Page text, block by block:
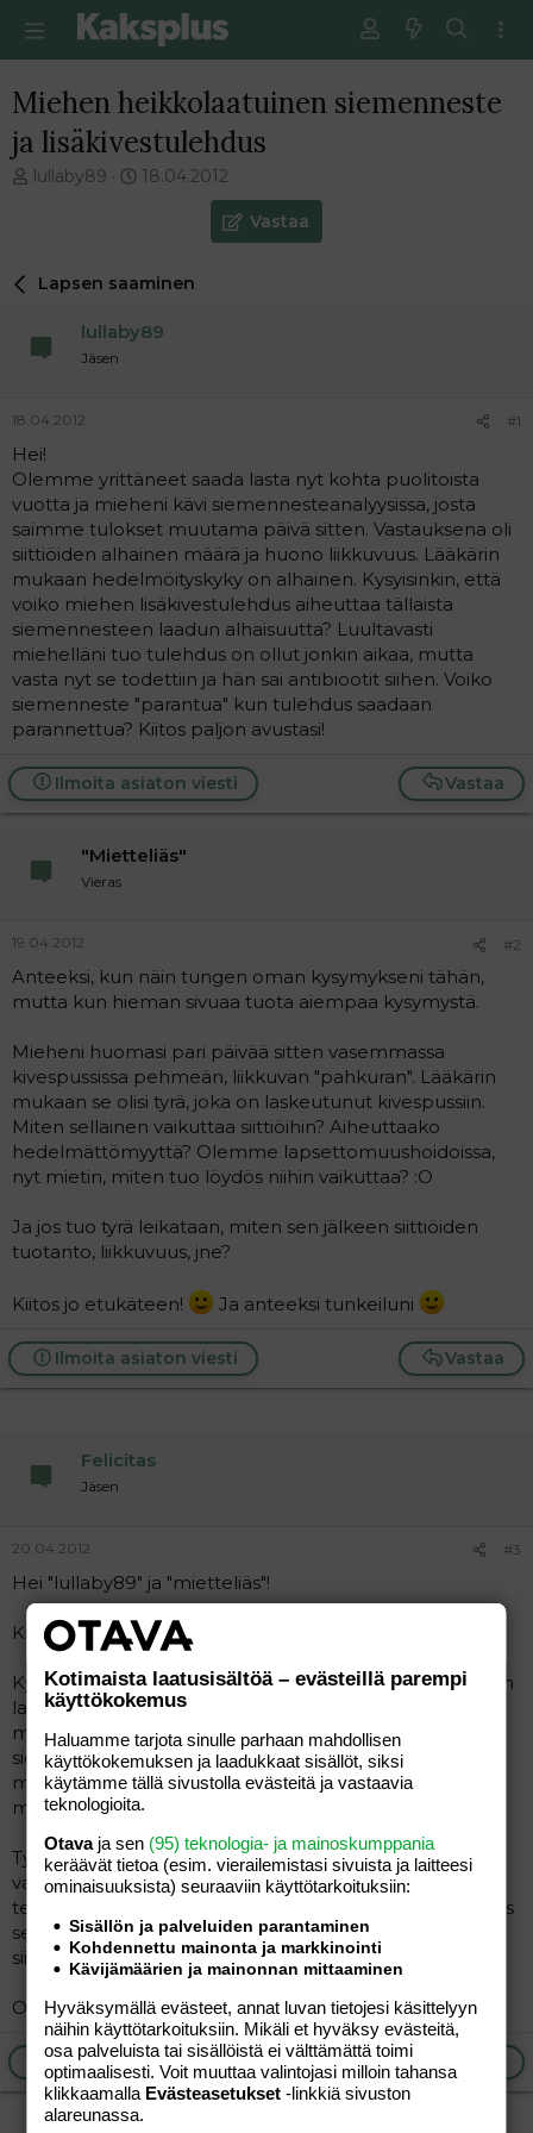
Miehen heikkolaatuinen siemenneste
ja lisäkivestulehdus
V
e
t
n
a
o
i
t
t
a
j
a
lullaby89
E
m
i
s
t
i
18.04.2012
Vastaa
Lapsen saaminen
lullaby89
Jäsen
18.04.2012 #1
Hei!
Olemme yrittäneet saada lasta nyt kohta puolitoista
vuotta ja mieheni kävi siemennesteanalyysissa, josta
saimme tulokset muutama päivä sitten. Vastauksena oli
siittiöiden alhainen määrä ja huono liikkuvuus. Lääkärin
mukaan hedelmöityskyky on alhainen. Kysyisinkin, että
voiko miehen lisäkivestulehdus aiheuttaa tällaista
siemennesteen laadun alhaisuutta? Luultavasti
miehelläni tuo tulehdus on ollut jonkin aikaa, mutta
vasta nyt se todettiin ja hän sai antibiootit siihen. Voiko
siemenneste "parantua" kun tulehdus saadaan
parannettua? Kiitos paljon avustasi!
Vastaa
Ilmoita asiaton viesti
"Mietteliäs"
Vieras
19.04.2012 #2
Anteeksi, kun näin tungen oman kysymykseni tähän,
mutta kun hieman sivuaa tuota aiempaa kysymystä.
Mieheni huomasi pari päivää sitten vasemmassa
kivespussissa pehmeän, liikkuvan "pahkuran". Lääkärin
mukaan se olisi tyrä, joka on laskeutunut kivespussiin.
Miten sellainen vaikuttaa siittiöihin? Aiheuttaako
hedelmättömyyttä? Olemme lapsettomuushoidoissa,
nyt mietin, miten tuo löydös niihin vaikuttaa? :O
Ja jos tuo tyrä leikataan, miten sen jälkeen siittiöiden
tuotanto, liikkuvuus, jne?
Kiitos jo etukäteen! Ja anteeksi tunkeiluni
Vastaa
Ilmoita asiaton viesti
Felicitas
Jäsen
20.04.2012 #3
Hei "lullaby89" ja "mietteliäs"!
Kiitos kysymyksistänne.
Kyllä lisäkivestulehdus saattaa vaikuttaa siemennesteen
laatuun ja kun se on hoidettu, siemenneste voi kyllä
myös parantua. Kannattaa varmasti kontrolloida
siemenneste jonkin ajan kuluttua, jolloin nähdään onko
muutosta tapahtunut. Tähän voi kyllä kulua
muutamakin kuukausiakin.
Tyrän vaikutus siemennesteeseen selviää oikeastaan
vain tutkimalla ja se, mitä tyrälle nyt tässä vaiheessa
tehdään, kannattaa keskustella lääkärinne kanssa. Myös
se, mikä hoito teillä on suunnitelmissa, voi vaikuttaa
siihen mitä tyrälle päätetään tehdä.
Onnea matkaan, molemmille!
Ilmoita asiaton viesti
Kotimaista laatusisältöä – evästeillä parempi
käyttökokemus
Haluamme tarjota sinulle parhaan mahdollisen
käyttökokemuksen ja laadukkaat sisällöt, siksi
käytämme tällä sivustolla evästeitä ja vastaavia
teknologioita.
Otavaja sen (95) teknologia- ja mainoskumppania
keräävät tietoa (esim. vierailemis­tasi sivuista ja laitteesi
ominaisuuk­sista) seuraaviin käyttötarkoituksiin:
Sisällön ja palveluiden parantaminen
Kohdennettu mainonta ja markkinointi
Kävijämäärien ja mainonnan mittaaminen
Hyväksymällä evästeet, annat luvan tietojesi käsittelyyn
näihin käyttötarkoituksiin. Mikäli et hyväksy evästeitä,
osa palveluista tai sisällöistä ei välttämättä toimi
optimaalisesti. Voit muuttaa valintojasi milloin tahansa
klikkaamalla Evästeasetukset -linkkiä sivuston
alareunassa.